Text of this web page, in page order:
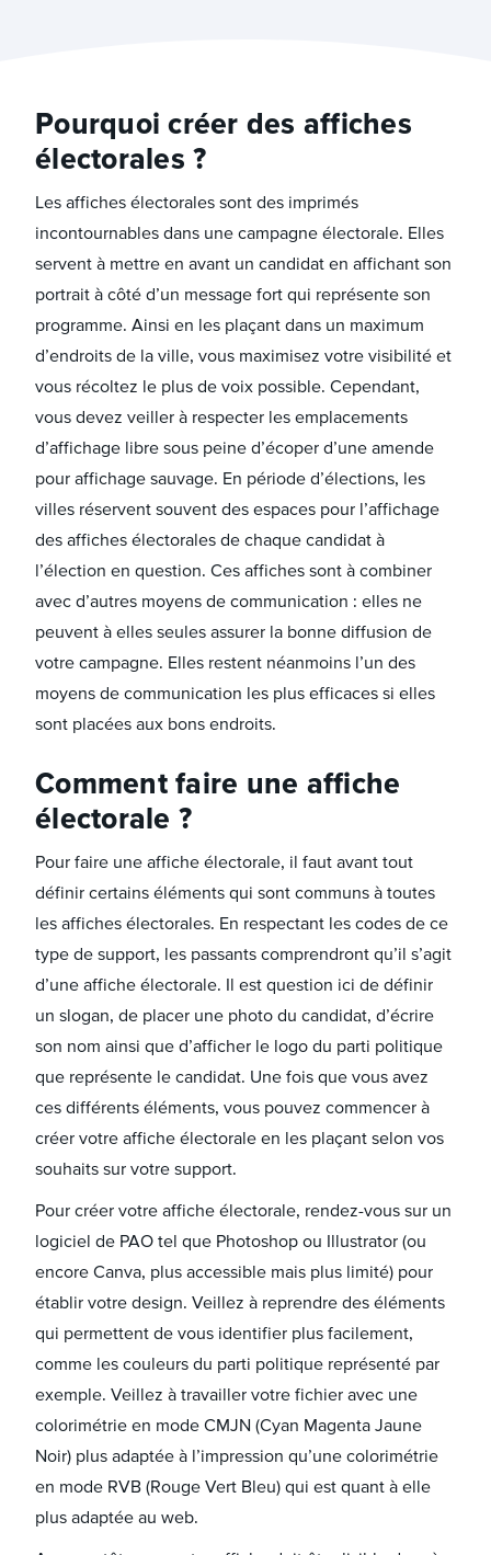
Pourquoi créer des affiches
électorales ?
Les affiches électorales sont des imprimés
incontournables dans une campagne électorale. Elles
servent à mettre en avant un candidat en affichant son
portrait à côté d’un message fort qui représente son
programme. Ainsi en les plaçant dans un maximum
d’endroits de la ville, vous maximisez votre visibilité et
vous récoltez le plus de voix possible. Cependant,
vous devez veiller à respecter les emplacements
d’affichage libre sous peine d’écoper d’une amende
pour affichage sauvage. En période d’élections, les
villes réservent souvent des espaces pour l’affichage
des affiches électorales de chaque candidat à
l’élection en question. Ces affiches sont à combiner
avec d’autres moyens de communication : elles ne
peuvent à elles seules assurer la bonne diffusion de
votre campagne. Elles restent néanmoins l’un des
moyens de communication les plus efficaces si elles
sont placées aux bons endroits.
Comment faire une affiche
électorale ?
Pour faire une affiche électorale, il faut avant tout
définir certains éléments qui sont communs à toutes
les affiches électorales. En respectant les codes de ce
type de support, les passants comprendront qu’il s’agit
d’une affiche électorale. Il est question ici de définir
un slogan, de placer une photo du candidat, d’écrire
son nom ainsi que d’afficher le logo du parti politique
que représente le candidat. Une fois que vous avez
ces différents éléments, vous pouvez commencer à
créer votre affiche électorale en les plaçant selon vos
souhaits sur votre support.
Pour créer votre affiche électorale, rendez-vous sur un
logiciel de PAO tel que Photoshop ou Illustrator (ou
encore Canva, plus accessible mais plus limité) pour
établir votre design. Veillez à reprendre des éléments
qui permettent de vous identifier plus facilement,
comme les couleurs du parti politique représenté par
exemple. Veillez à travailler votre fichier avec une
colorimétrie en mode CMJN (Cyan Magenta Jaune
Noir) plus adaptée à l’impression qu’une colorimétrie
en mode RVB (Rouge Vert Bleu) qui est quant à elle
plus adaptée au web.